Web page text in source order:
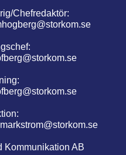
Chefredaktör:
Kommunikation AB